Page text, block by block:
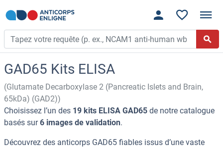
GAD65 Kits ELISA
(Glutamate Decarboxylase 2 (Pancreatic Islets and Brain,
65kDa) (GAD2))
Choisissez l’un des 19 kits ELISA GAD65 de notre catalogue
basés sur6 images de validation.
Découvrez des anticorps GAD65 fiables issus d’une vaste